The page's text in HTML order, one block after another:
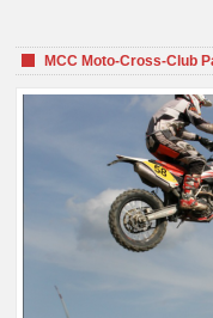
MCC Moto-Cross-Club